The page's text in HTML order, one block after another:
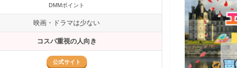
DMMポイント
映画・ドラマは少ない
コスパ重視の人向き
公式サイト